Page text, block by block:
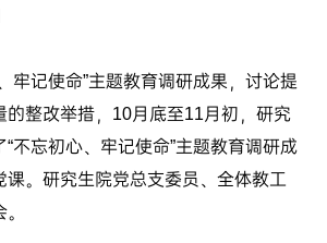
牢记使命”主题教育调研成果，讨论提
的整改举措，10月底至11月初，研究
不忘初心、牢记使命”主题教育调研成
课。研究生院党总支委员、全体教工